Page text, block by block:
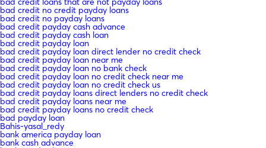
bad credit no credit payday loans
bad credit no payday loans
bad credit payday cash advance
bad credit payday cash loan
bad credit payday loan
bad credit payday loan direct lender no credit check
bad credit payday loan near me
bad credit payday loan no bank check
bad credit payday loan no credit check near me
bad credit payday loan no credit check us
bad credit payday loans direct lenders no credit check
bad credit payday loans near me
bad credit payday loans no credit check
bad payday loan
Bahis-yasal_redy
bank america payday loan
bank cash advance